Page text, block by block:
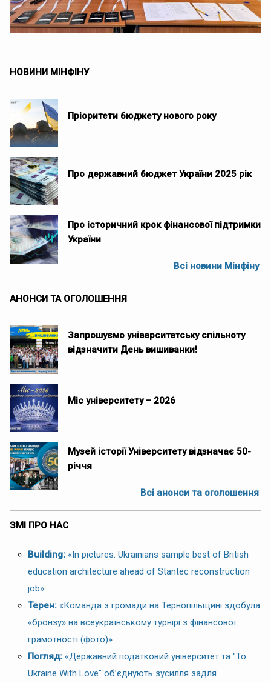
НОВИНИ МІНФІНУ
Пріоритети бюджету нового року
Про державний бюджет України 2025 рік
Про історичний крок фінансової підтримки
України
Всі новини Мінфіну
АНОНСИ ТА ОГОЛОШЕННЯ
Запрошуємо університетську спільноту
відзначити День вишиванки!
Міс університету – 2026
Музей історії Університету відзначає 50-
річчя
Всі анонси та оголошення
ЗМІ ПРО НАС
Building: «In pictures: Ukrainians sample best of British
education architecture ahead of Stantec reconstruction
job»
Терен: «Команда з громади на Тернопільщині здобула
«бронзу» на всеукраїнському турнірі з фінансової
грамотності (фото)»
Погляд: «Державний податковий університет та "To
Ukraine With Love" об’єднують зусилля задля